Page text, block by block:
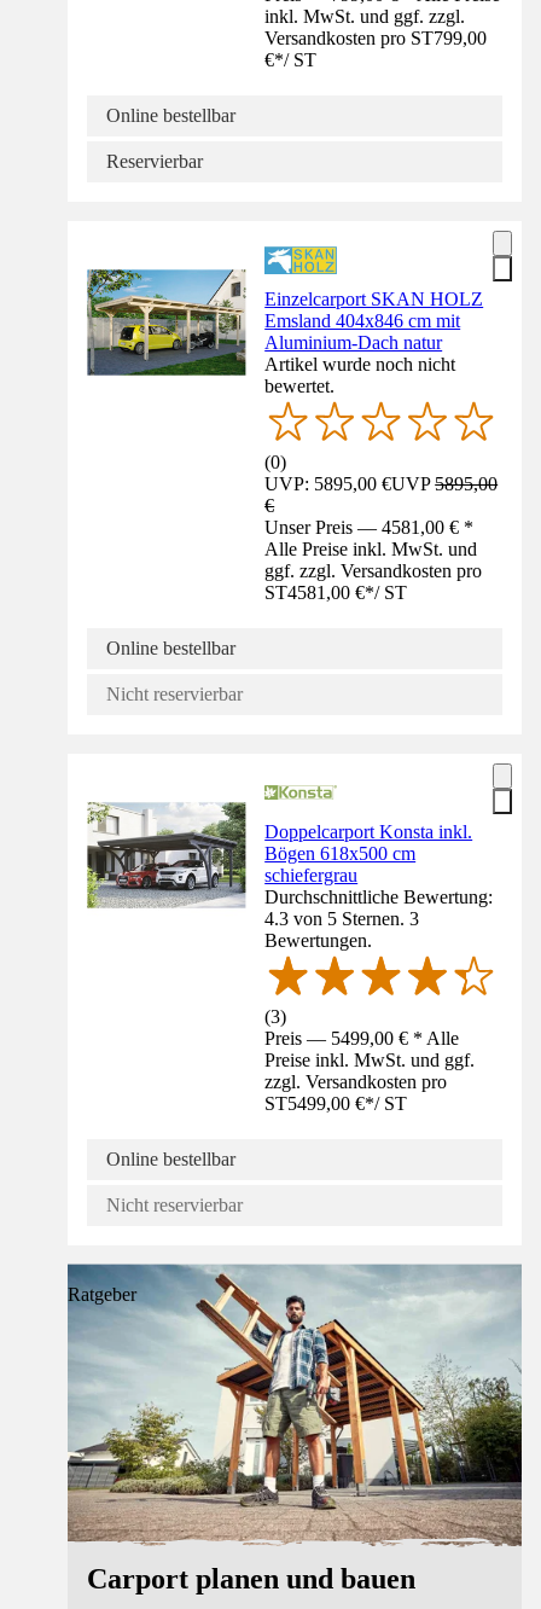
inkl. MwSt. und ggf. zzgl.
Versandkosten pro ST799,00
€*/ ST
Online bestellbar
Reservierbar
Einzelcarport SKAN HOLZ
Emsland 404x846 cm mit
Aluminium-Dach natur
Artikel wurde noch nicht
bewertet.
(0)
UVP: 5895,00 €UVP5895,00
€
Unser Preis — 4581,00 € *
Alle Preise inkl. MwSt. und
ggf. zzgl. Versandkosten pro
ST4581,00 €*/ ST
Online bestellbar
Nicht reservierbar
Doppelcarport Konsta inkl.
Bögen 618x500 cm
schiefergrau
Durchschnittliche Bewertung:
4.3 von 5 Sternen. 3
Bewertungen.
(3)
Preis — 5499,00 € * Alle
Preise inkl. MwSt. und ggf.
zzgl. Versandkosten pro
ST5499,00 €*/ ST
Online bestellbar
Nicht reservierbar
Ratgeber
Carport planen und bauen